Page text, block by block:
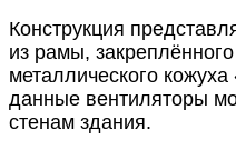
Конструкция
из рамы,
металлического
данные вентиляторы
стенам здания.